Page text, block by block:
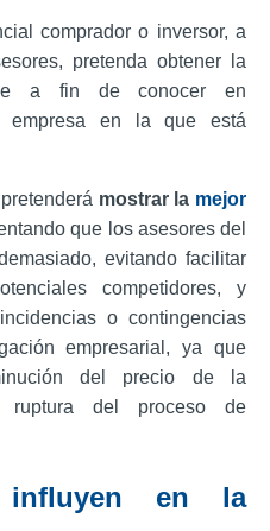
comprador o inversor, a
pretenda obtener la
a fin de conocer en
empresa en la que está
mostrar la mejor
que los asesores del
evitando facilitar
competidores, y
o contingencias
empresarial, ya que
del precio de la
del proceso de
influyen en la